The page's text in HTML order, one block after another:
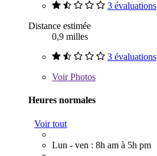
3 évaluations
Distance estimée
0,9 milles
3 évaluations
VoirPhotos
Heures normales
Voir tout
Lun - ven : 8h am à 5h pm